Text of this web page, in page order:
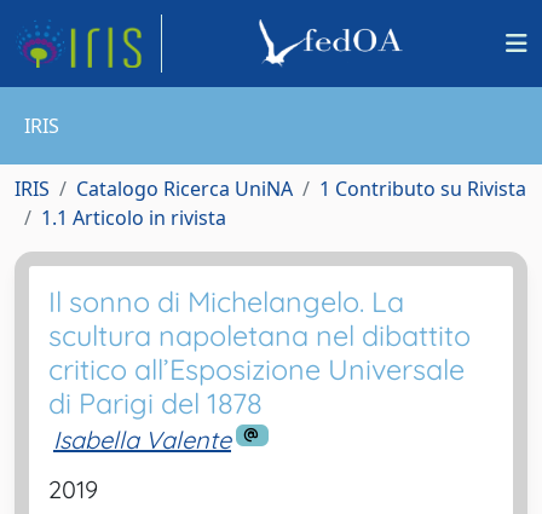
IRIS
IRIS Catalogo Ricerca UniNA
1 Contributo su Rivista
1.1 Articolo in rivista
Il sonno di Michelangelo. La
scultura napoletana nel dibattito
critico all’Esposizione Universale
di Parigi del 1878
Isabella Valente
2019